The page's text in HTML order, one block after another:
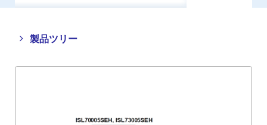
製品ツリー
Close
tree
Open
tree